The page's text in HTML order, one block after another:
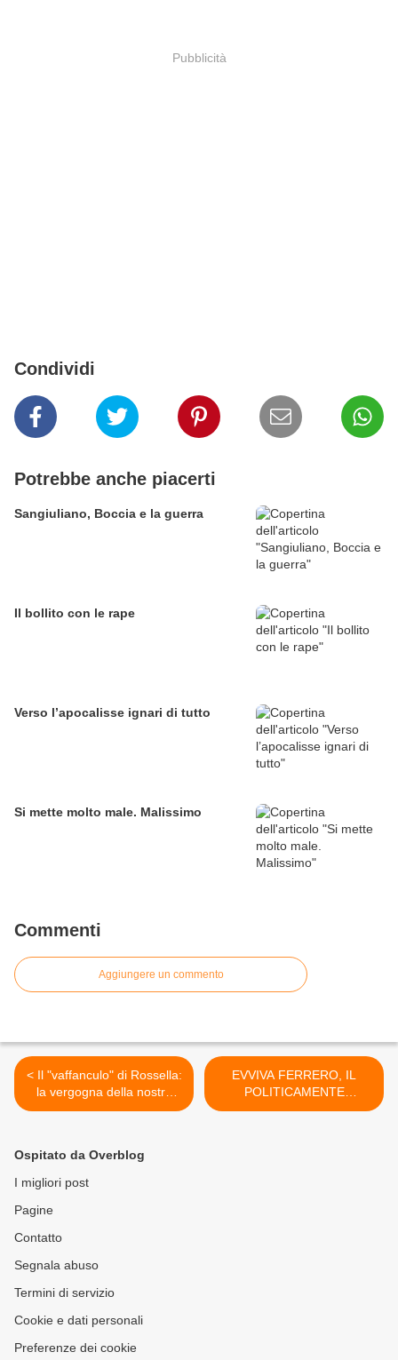
Pubblicità
Condividi
Potrebbe anche piacerti
Sangiuliano, Boccia e la guerra
Il bollito con le rape
Verso l’apocalisse ignari di tutto
Si mette molto male. Malissimo
Commenti
Aggiungere un commento
< Il "vaffanculo" di Rossella:
la vergogna della nostra
giustizia ingiusta
EVVIVA FERRERO, IL
POLITICAMENTE
SCORRETTO >
Ospitato da Overblog
I migliori post
Pagine
Contatto
Segnala abuso
Termini di servizio
Cookie e dati personali
Preferenze dei cookie